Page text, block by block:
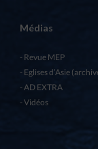
Médias
Revue MEP
Eglises d’Asie
AD EXTRA
Vidéos